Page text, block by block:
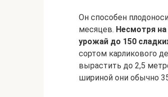
Он способен
месяцев. Несмотря
урожай до 150
сортом карликового
вырастить до 2,5
шириной они обычно